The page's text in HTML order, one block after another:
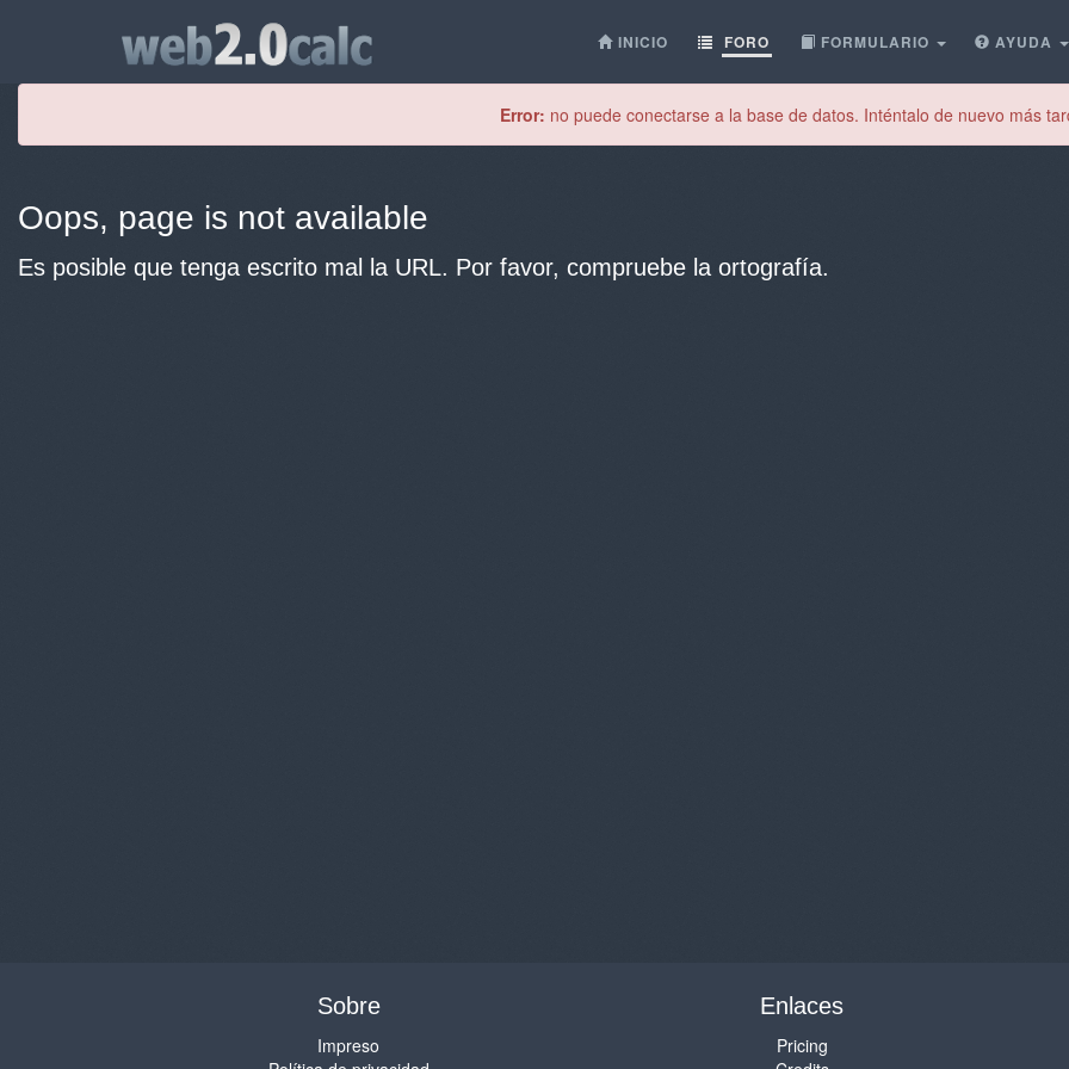
INICIO FORO FORMULARIO AYUDA
Error: no puede conectarse a la base de datos. Inténtalo de nuevo más
Oops, page is not available
Es posible que tenga escrito mal la URL. Por favor, compruebe la ortografía.
Sobre
Impreso
Enlaces
Pricing